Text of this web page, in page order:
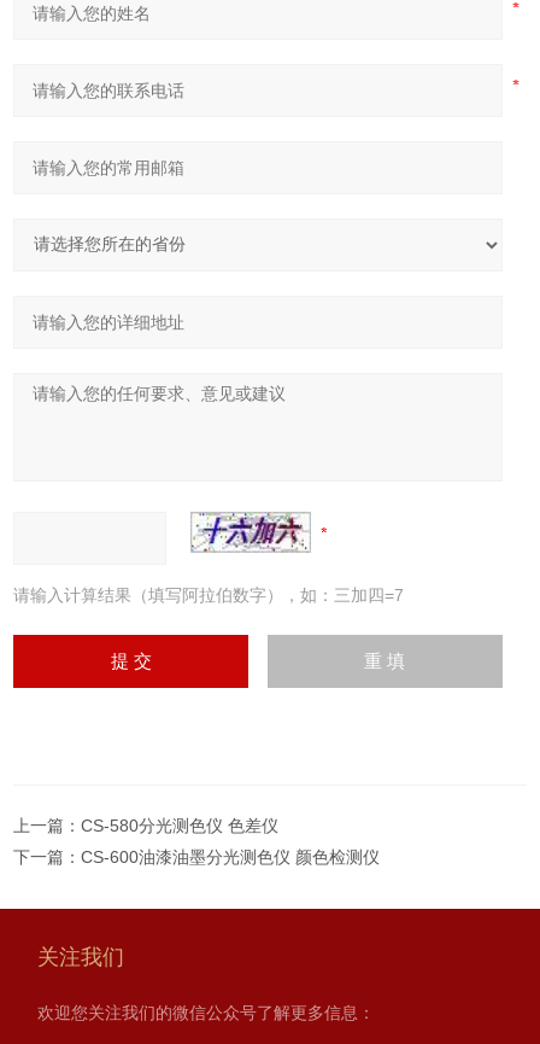
请输入计算结果（填写阿拉伯数字），如：三加四=7
上一篇：CS-580分光测色仪 色差仪
下一篇：CS-600油漆油墨分光测色仪 颜色检测仪
关注我们
欢迎您关注我们的微信公众号了解更多信息：